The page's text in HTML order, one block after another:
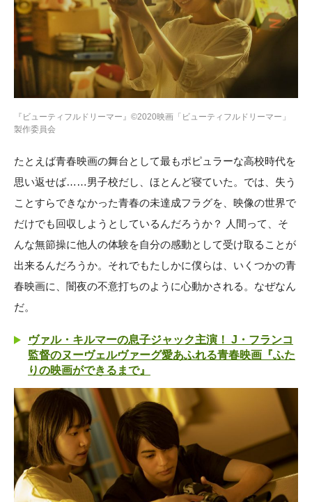
『ビューティフルドリーマー』©2020映画「ビューティフルドリーマー」
製作委員会
たとえば青春映画の舞台として最もポピュラーな高校時代を
思い返せば……男子校だし、ほとんど寝ていた。では、失う
ことすらできなかった青春の未達成フラグを、映像の世界で
だけでも回収しようとしているんだろうか？ 人間って、そ
んな無節操に他人の体験を自分の感動として受け取ることが
出来るんだろうか。それでもたしかに僕らは、いくつかの青
春映画に、闇夜の不意打ちのように心動かされる。なぜなん
だ。
ヴァル・キルマーの息子ジャック主演！ J・フランコ
監督のヌーヴェルヴァーグ愛あふれる青春映画『ふた
りの映画ができるまで』